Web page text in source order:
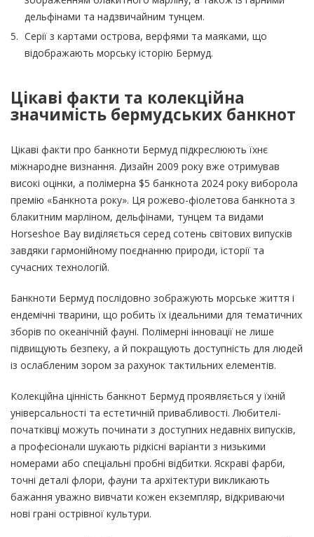
дельфінами та надзвичайним тунцем.
Серії з картами острова, верфями та маяками, що
відображають морську історію Бермуд.
Цікаві факти та колекційна
значимість бермудських банкнот
Цікаві факти про банкноти Бермуд підкреслюють їхнє
міжнародне визнання. Дизайн 2009 року вже отримував
високі оцінки, а полімерна $5 банкнота 2024 року виборола
премію «Банкнота року». Ця рожево-фіолетова банкнота з
блакитним марліном, дельфінами, тунцем та видами
Horseshoe Bay виділяється серед сотень світових випусків
завдяки гармонійному поєднанню природи, історії та
сучасних технологій.
Банкноти Бермуд послідовно зображують морське життя і
ендемічні тварини, що робить їх ідеальними для тематичних
зборів по океанічній фауні. Полімерні інновації не лише
підвищують безпеку, а й покращують доступність для людей
із ослабленим зором за рахунок тактильних елементів.
Колекційна цінність банкнот Бермуд проявляється у їхній
універсальності та естетичній привабливості. Любителі-
початківці можуть починати з доступних недавніх випусків,
а професіонали шукають рідкісні варіанти з низькими
номерами або спеціальні пробні відбитки. Яскраві фарби,
точні деталі флори, фауни та архітектури викликають
бажання уважно вивчати кожен екземпляр, відкриваючи
нові грані острівної культури.